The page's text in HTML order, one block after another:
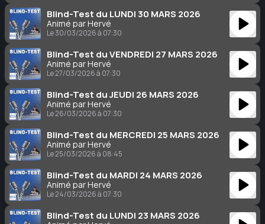
Blind-Test du LUNDI 30 MARS 2026
Animé par Hervé
Le 30/03/2026 à 07:30
Blind-Test du VENDREDI 27 MARS 2026
Animé par Hervé
Le 27/03/2026 à 07:30
Blind-Test du JEUDI 26 MARS 2026
Animé par Hervé
Le 26/03/2026 à 07:30
Blind-Test du MERCREDI 25 MARS 2026
Animé par Hervé
Le 25/03/2026 à 08:45
Blind-Test du MARDI 24 MARS 2026
Animé par Hervé
Le 24/03/2026 à 07:30
Blind-Test du LUNDI 23 MARS 2026